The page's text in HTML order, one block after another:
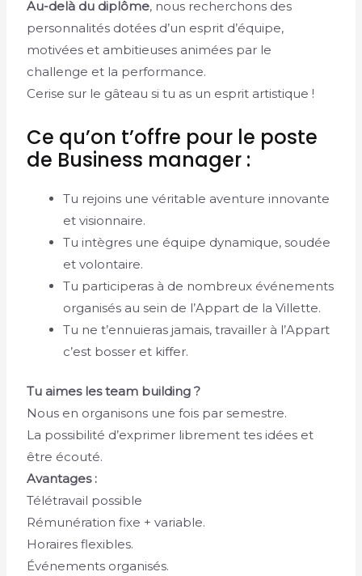
Au-delà du diplôme, nous recherchons des
personnalités dotées d’un esprit d’équipe,
motivées et ambitieuses animées par le
challenge et la performance.
Cerise sur le gâteau si tu as un esprit artistique !
Ce qu’on t’offre pour le poste
de Business manager :
Tu rejoins une véritable aventure innovante
et visionnaire.
Tu intègres une équipe dynamique, soudée
et volontaire.
Tu participeras à de nombreux événements
organisés au sein de l’Appart de la Villette.
Tu ne t’ennuieras jamais, travailler à l’Appart
c’est bosser et kiffer.
Tu aimes les team building ?
Nous en organisons une fois par semestre.
La possibilité d’exprimer librement tes idées et
être écouté.
Avantages :
Télétravail possible
Rémunération fixe + variable.
Horaires flexibles.
Événements organisés.